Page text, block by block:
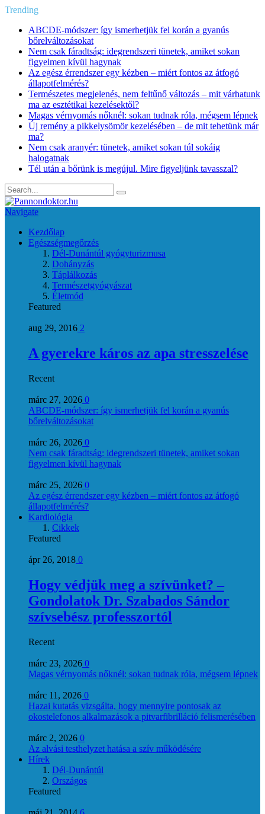
Trending
ABCDE‑módszer: így ismerhetjük fel korán a gyanús
bőrelváltozásokat
Nem csak fáradtság: idegrendszeri tünetek, amiket sokan
figyelmen kívül hagynak
Az egész érrendszer egy kézben – miért fontos az átfogó
állapotfelmérés?
Természetes megjelenés, nem feltűnő változás – mit várhatunk
ma az esztétikai kezelésektől?
Magas vérnyomás nőknél: sokan tudnak róla, mégsem lépnek
Új remény a pikkelysömör kezelésében – de mit tehetünk már
ma?
Nem csak aranyér: tünetek, amiket sokan túl sokáig
halogatnak
Tél után a bőrünk is megújul. Mire figyeljünk tavasszal?
Navigate
Kezdőlap
Egészségmegőrzés
Dél-Dunántúl gyógyturizmusa
Dohányzás
Táplálkozás
Természetgyógyászat
Életmód
Featured
aug 29, 2016 2
A gyerekre káros az apa stresszelése
Recent
márc 27, 2026 0
ABCDE‑módszer: így ismerhetjük fel korán a gyanús
bőrelváltozásokat
márc 26, 2026 0
Nem csak fáradtság: idegrendszeri tünetek, amiket sokan
figyelmen kívül hagynak
márc 25, 2026 0
Az egész érrendszer egy kézben – miért fontos az átfogó
állapotfelmérés?
Kardiológia
Cikkek
Featured
ápr 26, 2018 0
Hogy védjük meg a szívünket? –
Gondolatok Dr. Szabados Sándor
szívsebész professzortól
Recent
márc 23, 2026 0
Magas vérnyomás nőknél: sokan tudnak róla, mégsem lépnek
márc 11, 2026 0
Hazai kutatás vizsgálta, hogy mennyire pontosak az
okostelefonos alkalmazások a pitvarfibrilláció felismerésében
márc 2, 2026 0
Az alvási testhelyzet hatása a szív működésére
Hírek
Dél-Dunántúl
Országos
Featured